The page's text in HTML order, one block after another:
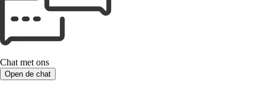
Chat met ons
Open de chat